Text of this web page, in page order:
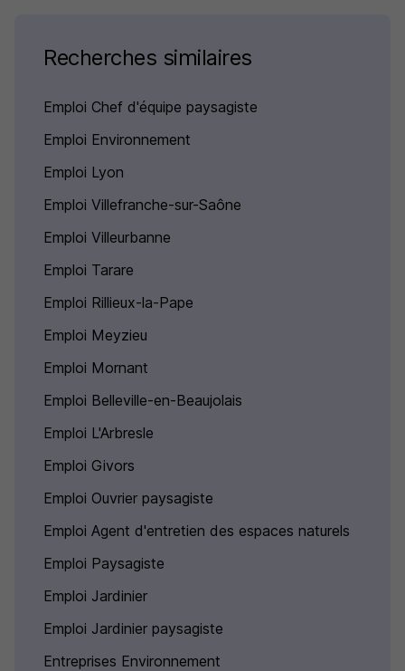
Recherches similaires
Emploi Chef d'équipe paysagiste
Emploi Environnement
Emploi Lyon
Emploi Villefranche-sur-Saône
Emploi Villeurbanne
Emploi Tarare
Emploi Rillieux-la-Pape
Emploi Meyzieu
Emploi Mornant
Emploi Belleville-en-Beaujolais
Emploi L'Arbresle
Emploi Givors
Emploi Ouvrier paysagiste
Emploi Agent d'entretien des espaces naturels
Emploi Paysagiste
Emploi Jardinier
Emploi Jardinier paysagiste
Entreprises Environnement